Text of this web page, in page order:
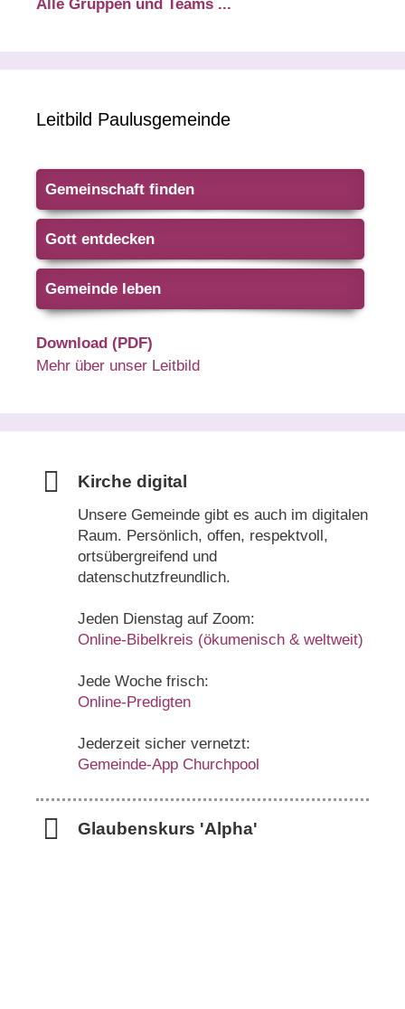
Alle Gruppen und Teams ...
Leitbild Paulusgemeinde
Gemeinschaft finden
Gott entdecken
Gemeinde leben
Download (PDF)
Mehr über unser Leitbild
Kirche digital
Unsere Gemeinde gibt es auch im digitalen
Raum. Persönlich, offen, respektvoll,
ortsübergreifend und
datenschutzfreundlich.
Jeden Dienstag auf Zoom:
Online-Bibelkreis (ökumenisch & weltweit)
Jede Woche frisch:
Online-Predigten
Jederzeit sicher vernetzt:
Gemeinde-App Churchpool
Glaubenskurs 'Alpha'